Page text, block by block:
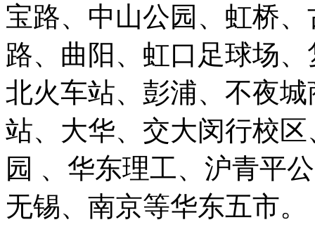
宝路、中山公园、虹桥
路、曲阳、虹口足球场
北火车站、彭浦、不夜
站、大华、交大闵行校
园 、华东理工、沪青平
无锡、南京等华东五市。